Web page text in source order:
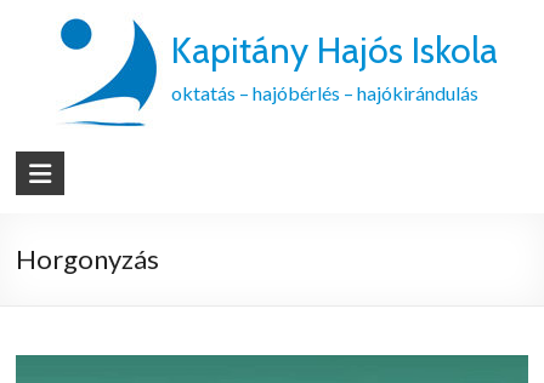
Kapitány Hajós Iskola
oktatás – hajóbérlés – hajókirándulás
Horgonyzás